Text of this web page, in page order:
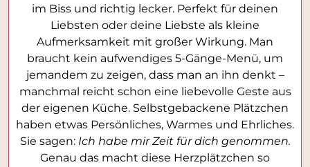
im Biss und richtig lecker. Perfekt für deinen
Liebsten oder deine Liebste als kleine
Aufmerksamkeit mit großer Wirkung. Man
braucht kein aufwendiges 5-Gänge-Menü, um
jemandem zu zeigen, dass man an ihn denkt –
manchmal reicht schon eine liebevolle Geste aus
der eigenen Küche. Selbstgebackene Plätzchen
haben etwas Persönliches, Warmes und Ehrliches.
Sie sagen: Ich habe mir Zeit für dich genommen.
Genau das macht diese Herzplätzchen so